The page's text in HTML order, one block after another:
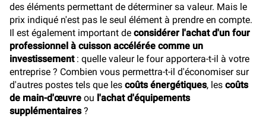
des éléments permettant de déterminer sa valeur. Mais le
prix indiqué n'est pas le seul élément à prendre en compte.
Il est également important de considérer l'achat d'un four
professionnel à cuisson accélérée comme un
investissement: quelle valeur le four apportera-t-il à votre
entreprise ? Combien vous permettra-t-il d'économiser sur
d'autres postes tels que les coûts énergétiques, les coûts
de main-d'œuvre ou l'achat d'équipements
supplémentaires?